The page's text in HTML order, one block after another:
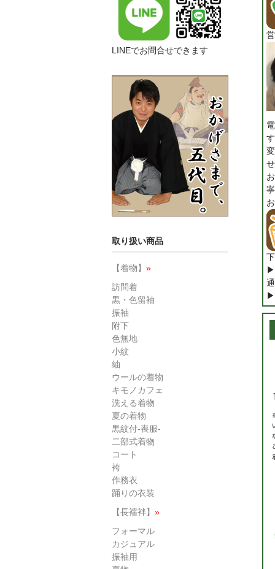
▶
▶
LINEでお問合せできます
取り扱い商品
【着物】 »
訪問着
黒・色留袖
振袖
附下
色無地
小紋
紬
ウールの着物
キモノカフェ
洗える着物
夏の着物
黒紋付-喪服-
二部式着物
コート
袴
作務衣
踊りの衣装
【長襦袢】 »
フォーマル
カジュアル
振袖用